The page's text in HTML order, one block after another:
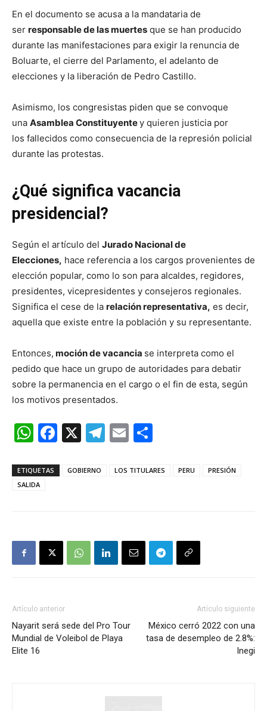
En el documento se acusa a la mandataria de
ser responsable de las muertes que se han producido
durante las manifestaciones para exigir la renuncia de
Boluarte, el cierre del Parlamento, el adelanto de
elecciones y la liberación de Pedro Castillo.
Asimismo, los congresistas piden que se convoque
una Asamblea Constituyentey quieren justicia por
los fallecidos como consecuencia de la represión policial
durante las protestas.
¿Qué significa vacancia
presidencial?
Según el artículo del Jurado Nacional de
Elecciones, hace referencia a los cargos provenientes de
elección popular, como lo son para alcaldes, regidores,
presidentes, vicepresidentes y consejeros regionales.
Significa el cese de la relación representativa, es decir,
aquella que existe entre la población y su representante.
Entonces, moción de vacancia se interpreta como el
pedido que hace un grupo de autoridades para debatir
sobre la permanencia en el cargo o el fin de esta, según
los motivos presentados.
WhatsApp
Facebook
X Telegram
Email
ETIQUETAS GOBIERNO LOS TITULARES PERU
PRESIÓN
SALIDA
Artículo anterior
Nayarit será sede del Pro Tour
Mundial de Voleibol de Playa
Elite 16
Artículo siguiente
México cerró 2022 con una
tasa de desempleo de 2.8%:
Inegi